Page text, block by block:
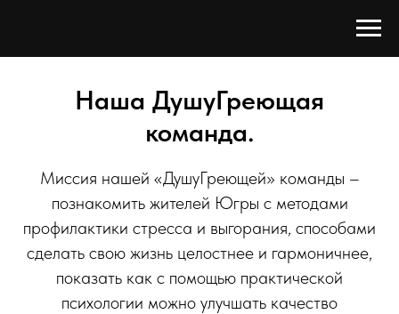
Наша ДушуГреющая
команда.
Миссия нашей «ДушуГреющей» команды –
познакомить жителей Югры с методами
профилактики стресса и выгорания, способами
сделать свою жизнь целостнее и гармоничнее,
показать как с помощью практической
психологии можно улучшать качество